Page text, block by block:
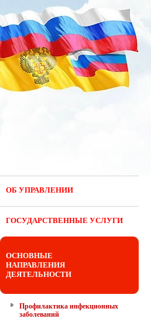
ОБ УПРАВЛЕНИИ
ГОСУДАРСТВЕННЫЕ УСЛУГИ
ОСНОВНЫЕ
НАПРАВЛЕНИЯ
ДЕЯТЕЛЬНОСТИ
Профилактика инфекционных
заболеваний